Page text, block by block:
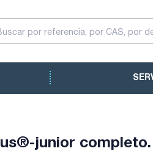
junior completo.